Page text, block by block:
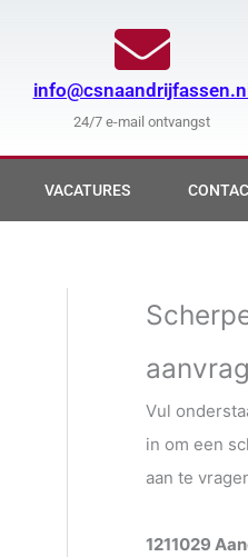
24/7 e-mail ontvangst
VACATURES
Vul
in om een
aan te
1211029